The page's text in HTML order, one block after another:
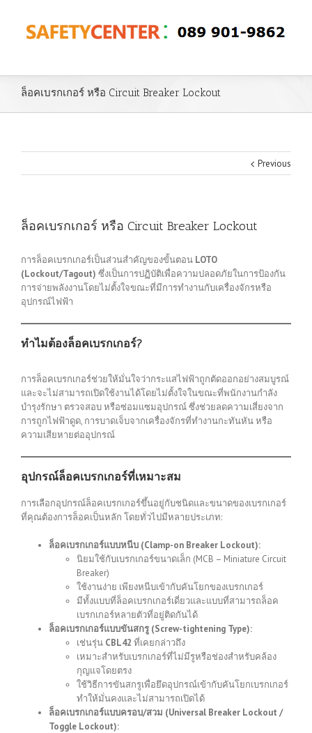
ล็อคเบรกเกอร์ หรือ Circuit Breaker Lockout
Previous
ล็อคเบรกเกอร์ หรือ Circuit Breaker Lockout
การล็อคเบรกเกอร์เป็นส่วนสำคัญของขั้นตอน LOTO
(Lockout/Tagout) ซึ่งเป็นการปฏิบัติเพื่อความปลอดภัยในการป้องกัน
การจ่ายพลังงานโดยไม่ตั้งใจขณะที่มีการทำงานกับเครื่องจักรหรือ
อุปกรณ์ไฟฟ้า
ทำไมต้องล็อคเบรกเกอร์?
การล็อคเบรกเกอร์ช่วยให้มั่นใจว่ากระแสไฟฟ้าถูกตัดออกอย่างสมบูรณ์
และจะไม่สามารถเปิดใช้งานได้โดยไม่ตั้งใจในขณะที่พนักงานกำลัง
บำรุงรักษา ตรวจสอบ หรือซ่อมแซมอุปกรณ์ ซึ่งช่วยลดความเสี่ยงจาก
การถูกไฟฟ้าดูด, การบาดเจ็บจากเครื่องจักรที่ทำงานกะทันหัน หรือ
ความเสียหายต่ออุปกรณ์
อุปกรณ์ล็อคเบรกเกอร์ที่เหมาะสม
การเลือกอุปกรณ์ล็อคเบรกเกอร์ขึ้นอยู่กับชนิดและขนาดของเบรกเกอร์
ที่คุณต้องการล็อคเป็นหลัก โดยทั่วไปมีหลายประเภท:
ล็อคเบรกเกอร์แบบหนีบ (Clamp-on Breaker Lockout):
นิยมใช้กับเบรกเกอร์ขนาดเล็ก (MCB – Miniature Circuit
Breaker)
ใช้งานง่าย เพียงหนีบเข้ากับคันโยกของเบรกเกอร์
มีทั้งแบบที่ล็อคเบรกเกอร์เดี่ยวและแบบที่สามารถล็อค
เบรกเกอร์หลายตัวที่อยู่ติดกันได้
ล็อคเบรกเกอร์แบบขันสกรู (Screw-tightening Type):
เช่นรุ่น CBL42 ที่เคยกล่าวถึง
เหมาะสำหรับเบรกเกอร์ที่ไม่มีรูหรือช่องสำหรับคล้อง
กุญแจโดยตรง
ใช้วิธีการขันสกรูเพื่อยึดอุปกรณ์เข้ากับคันโยกเบรกเกอร์
ทำให้มั่นคงและไม่สามารถเปิดได้
ล็อคเบรกเกอร์แบบครอบ/สวม (Universal Breaker Lockout /
Toggle Lockout):